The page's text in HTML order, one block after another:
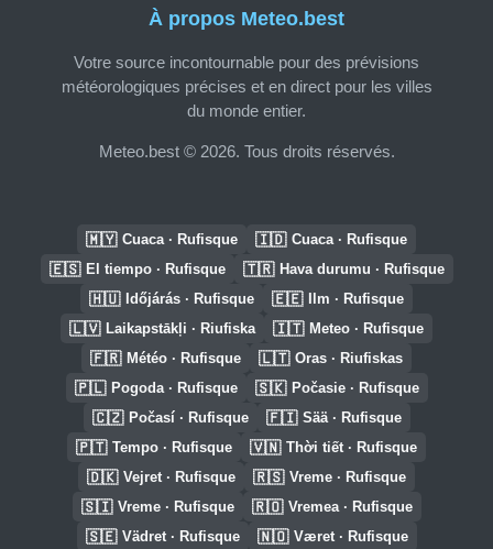
À propos Meteo.best
Votre source incontournable pour des prévisions
météorologiques précises et en direct pour les villes
du monde entier.
Meteo.best © 2026. Tous droits réservés.
🇲🇾 Cuaca · Rufisque 🇮🇩 Cuaca · Rufisque
🇪🇸 El tiempo · Rufisque 🇹🇷 Hava durumu · Rufisque
🇭🇺 Időjárás · Rufisque 🇪🇪 Ilm · Rufisque
🇱🇻 Laikapstākļi · Riufiska 🇮🇹 Meteo · Rufisque
🇫🇷 Météo · Rufisque 🇱🇹 Oras · Riufiskas
🇵🇱 Pogoda · Rufisque 🇸🇰 Počasie · Rufisque
🇨🇿 Počasí · Rufisque 🇫🇮 Sää · Rufisque
🇵🇹 Tempo · Rufisque 🇻🇳 Thời tiết · Rufisque
🇩🇰 Vejret · Rufisque 🇷🇸 Vreme · Rufisque
🇸🇮 Vreme · Rufisque 🇷🇴 Vremea · Rufisque
🇸🇪 Vädret · Rufisque 🇳🇴 Været · Rufisque